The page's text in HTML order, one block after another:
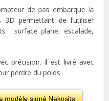
de pas embarque la
3D permettant de l’utiliser
: surface plane, escalade,
précision. Il est livré avec
perdre du poids.
modèle signé Nakosite